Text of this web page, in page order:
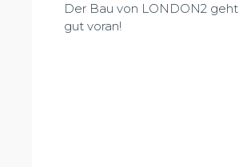
Der Bau von LONDON2 geht
gut voran!